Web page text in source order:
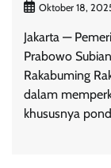
Oktober 18,
Jakarta —
Prabowo
Rakabuming
dalam
khususnya